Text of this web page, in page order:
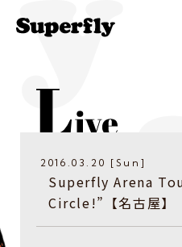
2016.03.20 [Sun]
Superfly Arena
Circle!”【名古屋】